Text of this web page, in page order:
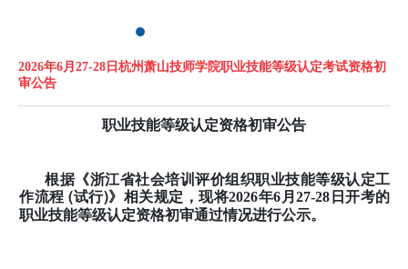
2026年6月27-28日杭州萧山技师学院职业技能等级认定考试资格初
审公告
职业技能等级认定资格初审公告
根据《浙江省社会培训评价组织职业技能等级认定工
作流程 (试行)》相关规定，现将2026年6月27-28日开考的
职业技能等级认定资格初审通过情况进行公示。